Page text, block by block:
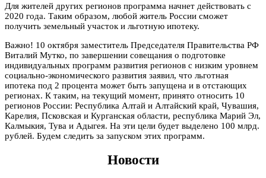
Для жителей других регионов программа начнет действовать с
2020 года. Таким образом, любой житель России сможет
получить земельный участок и льготную ипотеку.
Важно! 10 октября заместитель Председателя Правительства РФ
Виталий Мутко, по завершении совещания о подготовке
индивидуальных программ развития регионов с низким уровнем
социально-экономического развития заявил, что льготная
ипотека под 2 процента может быть запущена и в отстающих
регионах. К таким, на текущий момент, принято относить 10
регионов России: Республика Алтай и Алтайский край, Чувашия,
Карелия, Псковская и Курганская области, республика Марий Эл,
Калмыкия, Тува и Адыгея. На эти цели будет выделено 100 млрд.
рублей. Будем следить за запуском этих программ.
Новости